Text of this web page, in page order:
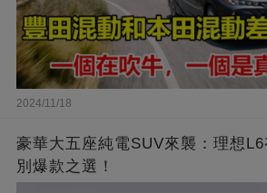
2024/11/18
豪華大五座純電SUV來襲：理想
別爆款之選！